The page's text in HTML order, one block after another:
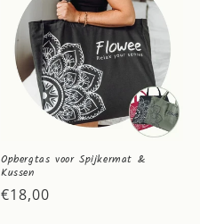
Opbergtas voor Spijkermat &
Kussen
Normale
€18,00